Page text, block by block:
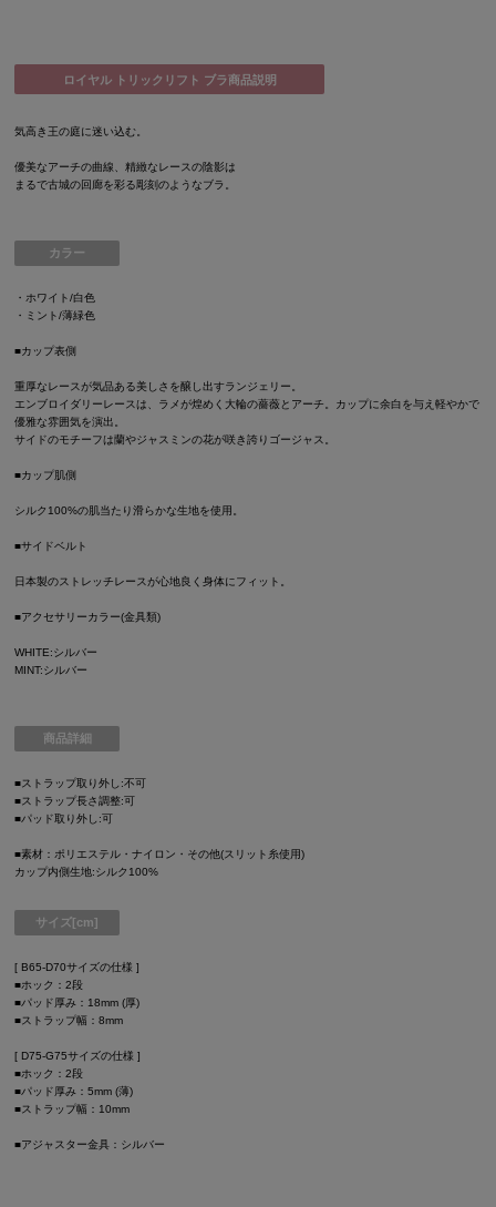
ロイヤル トリックリフト ブラ商品説明
気高き王の庭に迷い込む。
優美なアーチの曲線、精緻なレースの陰影は
まるで古城の回廊を彩る彫刻のようなブラ。
カラー
・ホワイト/白色
・ミント/薄緑色
■カップ表側
重厚なレースが気品ある美しさを醸し出すランジェリー。
エンブロイダリーレースは、ラメが煌めく大輪の薔薇とアーチ。カップに余白を与え軽やかで
優雅な雰囲気を演出。
サイドのモチーフは蘭やジャスミンの花が咲き誇りゴージャス。
■カップ肌側
シルク100%の肌当たり滑らかな生地を使用。
■サイドベルト
日本製のストレッチレースが心地良く身体にフィット。
■アクセサリーカラー(金具類)
WHITE:シルバー
MINT:シルバー
商品詳細
■ストラップ取り外し:不可
■ストラップ長さ調整:可
■パッド取り外し:可
■素材：ポリエステル・ナイロン・その他(スリット糸使用)
カップ内側生地:シルク100%
サイズ[cm]
[ B65-D70サイズの仕様 ]
■ホック：2段
■パッド厚み：18mm (厚)
■ストラップ幅：8mm
[ D75-G75サイズの仕様 ]
■ホック：2段
■パッド厚み：5mm (薄)
■ストラップ幅：10mm
■アジャスター金具：シルバー